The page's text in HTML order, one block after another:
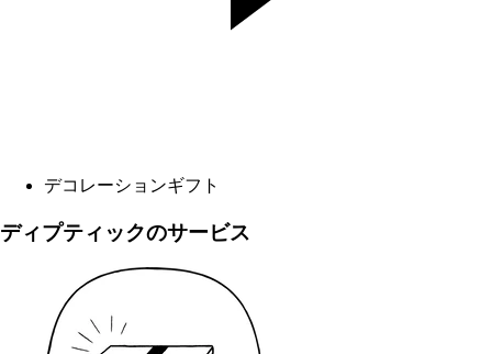
デコレーションギフト
ディプティックのサービス